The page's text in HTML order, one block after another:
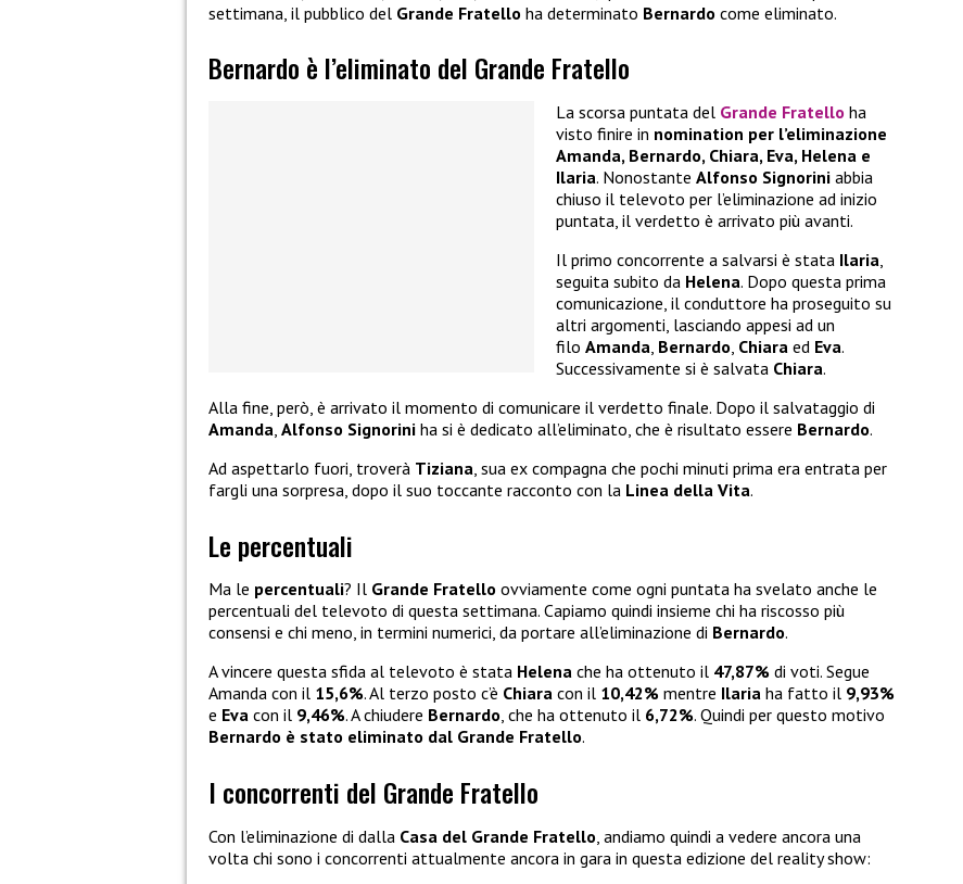
settimana, il pubblico del Grande Fratello ha determinato Bernardo come eliminato.
Bernardo è l’eliminato del Grande Fratello
La scorsa puntata del Grande Fratello ha
visto finire in nomination per l’eliminazione
Amanda, Bernardo, Chiara, Eva, Helena e
Ilaria. Nonostante Alfonso Signorini abbia
chiuso il televoto per l’eliminazione ad inizio
puntata, il verdetto è arrivato più avanti.
Il primo concorrente a salvarsi è stata Ilaria,
seguita subito da Helena. Dopo questa prima
comunicazione, il conduttore ha proseguito su
altri argomenti, lasciando appesi ad un
filo Amanda, Bernardo, Chiara ed Eva.
Successivamente si è salvata Chiara.
Alla fine, però, è arrivato il momento di comunicare il verdetto finale. Dopo il salvataggio di
Amanda, Alfonso Signorini ha si è dedicato all’eliminato, che è risultato essere Bernardo.
Ad aspettarlo fuori, troverà Tiziana, sua ex compagna che pochi minuti prima era entrata per
fargli una sorpresa, dopo il suo toccante racconto con la Linea della Vita.
Le percentuali
Ma le percentuali? Il Grande Fratello ovviamente come ogni puntata ha svelato anche le
percentuali del televoto di questa settimana. Capiamo quindi insieme chi ha riscosso più
consensi e chi meno, in termini numerici, da portare all’eliminazione di Bernardo.
A vincere questa sfida al televoto è stata Helena che ha ottenuto il 47,87% di voti. Segue
Amanda con il 15,6%. Al terzo posto c’è Chiara con il 10,42% mentre Ilaria ha fatto il 9,93%
e Eva con il 9,46%. A chiudere Bernardo, che ha ottenuto il 6,72%. Quindi per questo motivo
Bernardo è stato eliminato dal Grande Fratello.
I concorrenti del Grande Fratello
Con l’eliminazione di dalla Casa del Grande Fratello , andiamo quindi a vedere ancora una
volta chi sono i concorrenti attualmente ancora in gara in questa edizione del reality show: